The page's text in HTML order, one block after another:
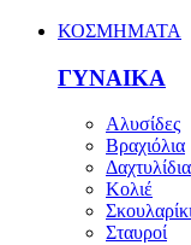
ΚΟΣΜΗΜΑΤΑ
ΓΥΝΑΙΚΑ
Αλυσίδες
Βραχιόλια
Δαχτυλίδια
Κολιέ
Σταυροί